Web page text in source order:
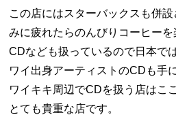
この店にはスターバックスも併
みに疲れたらのんびりコーヒーを
CDなども扱っているので日本で
ワイ出身アーティストのCDも手
ワイキキ周辺でCDを扱う店はこ
とても貴重な店です。